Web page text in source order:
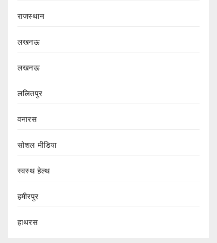
राजस्थान
लखनऊ
लखनऊ
ललितपुर
वनारस
सोशल मीडिया
स्वस्थ हेल्थ
हमीरपुर
हाथरस